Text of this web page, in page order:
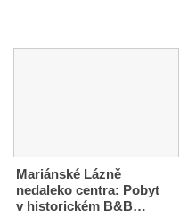
Mariánské Lázně
nedaleko centra: Pobyt
v historickém B&B…